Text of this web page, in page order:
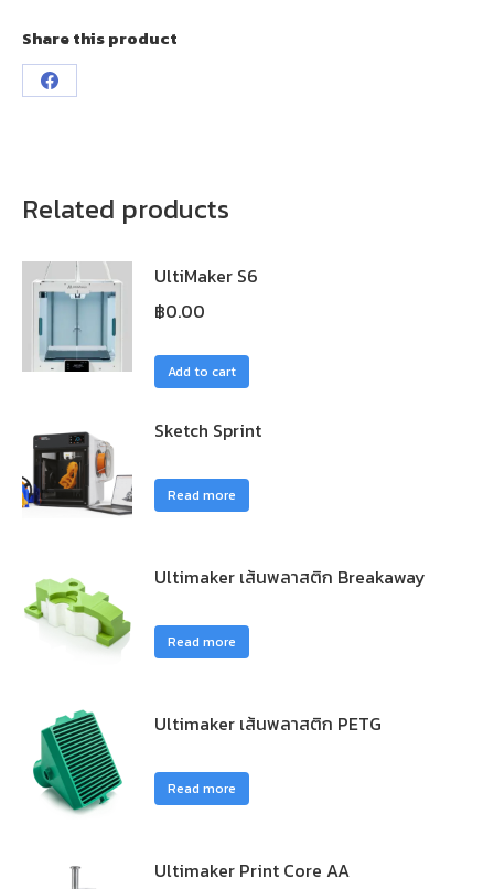
Share this product
Related products
UltiMaker S6
฿0.00
Add to cart
Sketch Sprint
Read more
Ultimaker เส้นพลาสติก Breakaway
Read more
Ultimaker เส้นพลาสติก PETG
Read more
Ultimaker Print Core AA